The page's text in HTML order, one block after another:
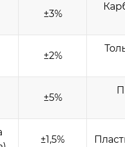
±3%
±2%
±5%
±1,5%